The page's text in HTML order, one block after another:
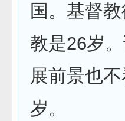
国。基督
教是26岁
展前景也
岁。